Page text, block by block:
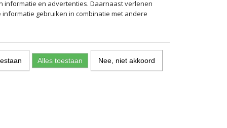
informatie en advertenties. Daarnaast verlenen
gebruiken in combinatie met andere
Alles toestaan Nee, niet akkoord